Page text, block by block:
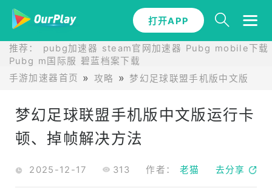
打开APP
推荐： pubg加速器 steam官网加速器 Pubg mobile下载
Pubg m国际服 碧蓝档案下载
手游加速器首页
攻略 梦幻足球联盟手机版中文版攻略
梦幻足球联盟手机版中文版运行卡
顿、掉帧解决方法
2025-12-17 313 作者：老猫 去分享